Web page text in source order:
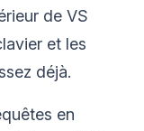
de VS
et les
déjà.
en